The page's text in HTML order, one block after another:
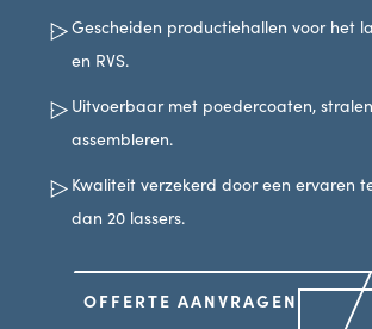
Gescheiden productiehallen voor het
en RVS.
Uitvoerbaar met poedercoaten,
assembleren.
Kwaliteit verzekerd door een ervaren
dan 20 lassers.
OFFERTE AANVRAGEN